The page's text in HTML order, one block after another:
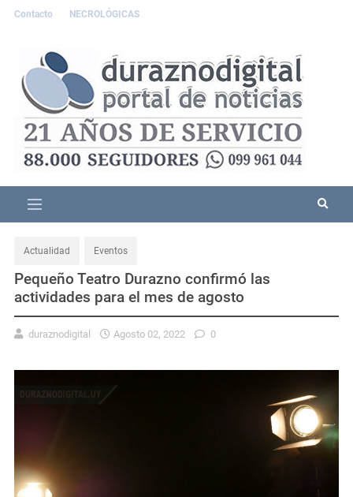
Contacto NECROLÓGICAS
Actualidad Eventos
Pequeño Teatro Durazno confirmó las
actividades para el mes de agosto
duraznodigital Agosto 02, 2022 0